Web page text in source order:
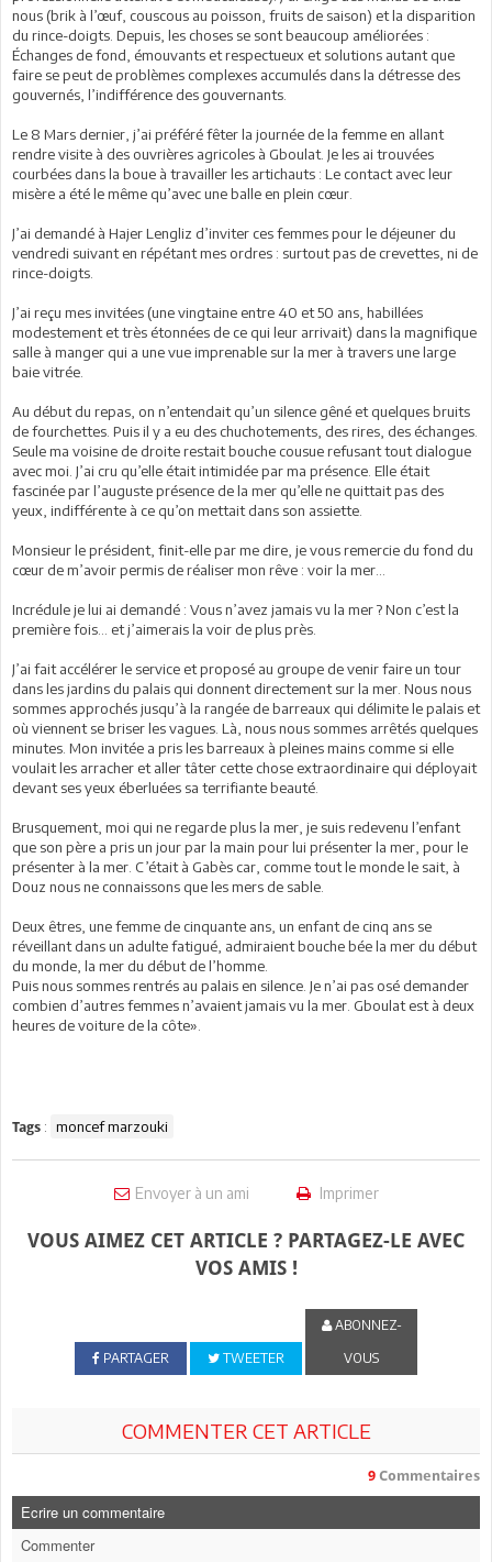
nous (brik à l’œuf, couscous au poisson, fruits de saison) et la disparition
du rince-doigts. Depuis, les choses se sont beaucoup améliorées :
Échanges de fond, émouvants et respectueux et solutions autant que
faire se peut de problèmes complexes accumulés dans la détresse des
gouvernés, l’indifférence des gouvernants.
Le 8 Mars dernier, j’ai préféré fêter la journée de la femme en allant
rendre visite à des ouvrières agricoles à Gboulat. Je les ai trouvées
courbées dans la boue à travailler les artichauts : Le contact avec leur
misère a été le même qu’avec une balle en plein cœur.
J’ai demandé à Hajer Lengliz d’inviter ces femmes pour le déjeuner du
vendredi suivant en répétant mes ordres : surtout pas de crevettes, ni de
rince-doigts.
J’ai reçu mes invitées (une vingtaine entre 40 et 50 ans, habillées
modestement et très étonnées de ce qui leur arrivait) dans la magnifique
salle à manger qui a une vue imprenable sur la mer à travers une large
baie vitrée.
Au début du repas, on n’entendait qu’un silence gêné et quelques bruits
de fourchettes. Puis il y a eu des chuchotements, des rires, des échanges.
Seule ma voisine de droite restait bouche cousue refusant tout dialogue
avec moi. J’ai cru qu’elle était intimidée par ma présence. Elle était
fascinée par l’auguste présence de la mer qu’elle ne quittait pas des
yeux, indifférente à ce qu’on mettait dans son assiette.
Monsieur le président, finit-elle par me dire, je vous remercie du fond du
cœur de m’avoir permis de réaliser mon rêve : voir la mer...
Incrédule je lui ai demandé : Vous n’avez jamais vu la mer ? Non c’est la
première fois… et j’aimerais la voir de plus près.
J’ai fait accélérer le service et proposé au groupe de venir faire un tour
dans les jardins du palais qui donnent directement sur la mer. Nous nous
sommes approchés jusqu’à la rangée de barreaux qui délimite le palais et
où viennent se briser les vagues. Là, nous nous sommes arrêtés quelques
minutes. Mon invitée a pris les barreaux à pleines mains comme si elle
voulait les arracher et aller tâter cette chose extraordinaire qui déployait
devant ses yeux éberluées sa terrifiante beauté.
Brusquement, moi qui ne regarde plus la mer, je suis redevenu l’enfant
que son père a pris un jour par la main pour lui présenter la mer, pour le
présenter à la mer. C’était à Gabès car, comme tout le monde le sait, à
Douz nous ne connaissons que les mers de sable.
Deux êtres, une femme de cinquante ans, un enfant de cinq ans se
réveillant dans un adulte fatigué, admiraient bouche bée la mer du début
du monde, la mer du début de l’homme.
Puis nous sommes rentrés au palais en silence. Je n’ai pas osé demander
combien d’autres femmes n’avaient jamais vu la mer. Gboulat est à deux
heures de voiture de la côte».
Tags : moncef marzouki
Envoyer à un ami Imprimer
VOUS AIMEZ CET ARTICLE ? PARTAGEZ-LE AVEC
VOS AMIS !
PARTAGER TWEETER
ABONNEZ-
VOUS
COMMENTER CET ARTICLE
9 Commentaires
Ecrire un commentaire
Commenter